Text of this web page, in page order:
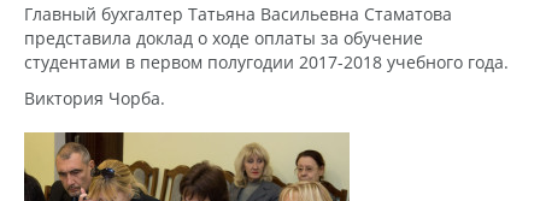
Главный бухгалтер Татьяна Васильевна Стаматова
представила доклад о ходе оплаты за обучение
студентами в первом полугодии 2017-2018 учебного года.
Виктория Чорба.